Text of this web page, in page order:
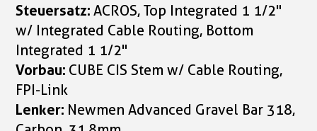
Steuersatz:ACROS, Top Integrated 1 1/2"
w/ Integrated Cable Routing, Bottom
Integrated 1 1/2"
Vorbau: CUBE CIS Stem w/ Cable Routing,
FPI-Link
Lenker: Newmen Advanced Gravel Bar 318,